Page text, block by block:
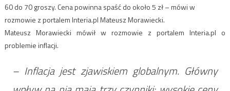
60 do 70 groszy. Cena powinna spaść do około 5 zł – mówi w
rozmowie z portalem Interia.pl Mateusz Morawiecki.
Mateusz Morawiecki mówił w rozmowie z portalem Interia.pl o
problemie inflacji.
– Inflacja jest zjawiskiem globalnym. Główny